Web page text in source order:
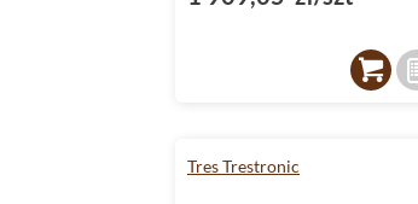
Tres Trestronic